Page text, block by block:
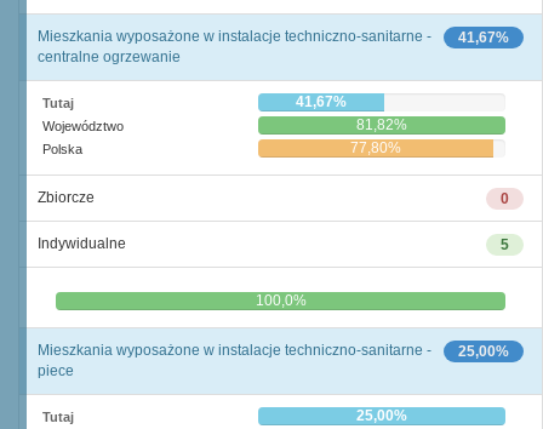
41,67%
Mieszkania wyposażone w instalacje techniczno-sanitarne -
centralne ogrzewanie
Tutaj 41,67%
Województwo 81,82%
Polska 77,80%
0
Zbiorcze
5
Indywidualne
0,0% 100,0%
25,00%
Mieszkania wyposażone w instalacje techniczno-sanitarne -
piece
Tutaj 25,00%